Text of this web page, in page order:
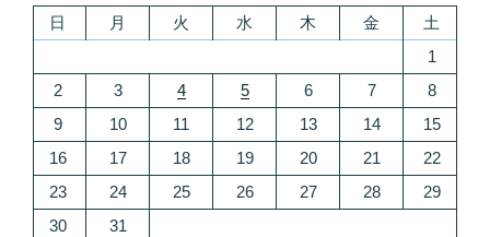
日
月 火 水 木 金
土
1
2
3 4 5 6 7
8
9
10 11 12 13 14
15
16
17 18 19 20 21
22
23
24 25 26 27 28
29
30
31